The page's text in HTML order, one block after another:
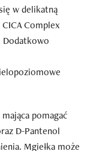
w delikatną
CICA Complex
Dodatkowo
mająca pomagać
D-Pantenol
Mgiełka może